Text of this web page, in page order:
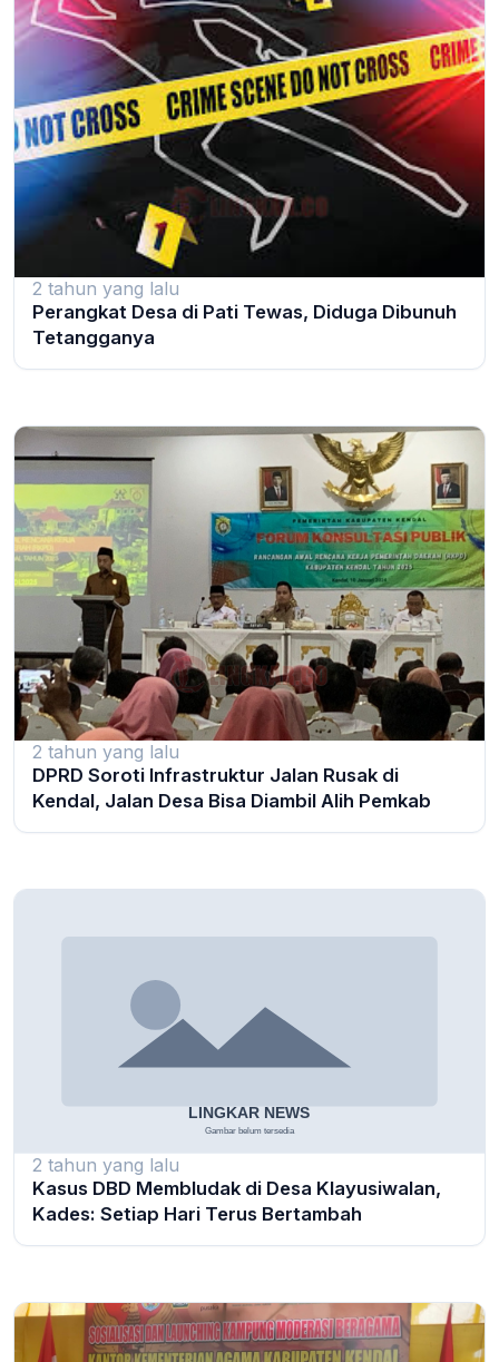
2 tahun yang lalu
Perangkat Desa di Pati Tewas, Diduga Dibunuh
Tetangganya
2 tahun yang lalu
DPRD Soroti Infrastruktur Jalan Rusak di
Kendal, Jalan Desa Bisa Diambil Alih Pemkab
2 tahun yang lalu
Kasus DBD Membludak di Desa Klayusiwalan,
Kades: Setiap Hari Terus Bertambah